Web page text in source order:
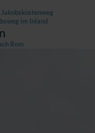
im Inland
Rom